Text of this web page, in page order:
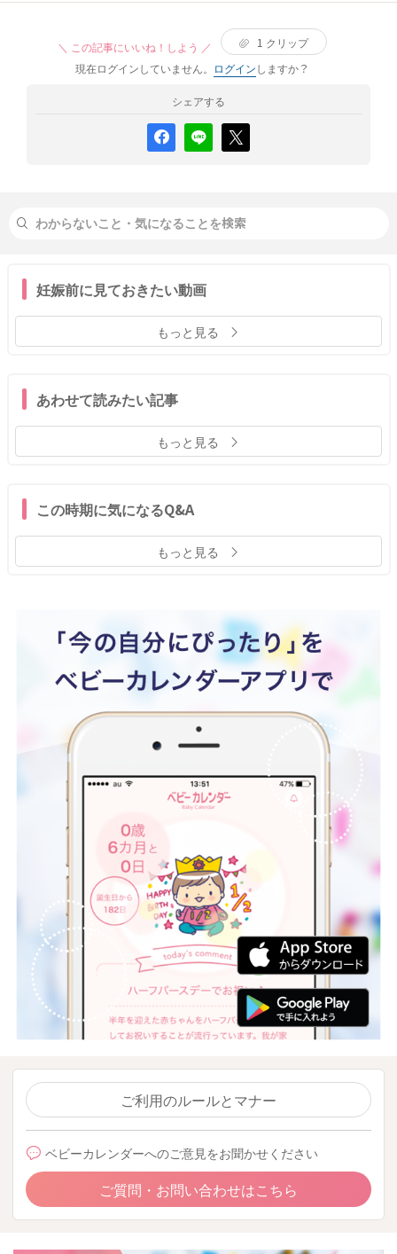
＼ この記事にいいね！しよう ／ 1 クリップ
現在ログインしていません。
ログインしますか？
シェアする
妊娠前に見ておきたい動画
もっと見る
あわせて読みたい記事
もっと見る
この時期に気になるQ&A
もっと見る
ご利用のルールとマナー
ベビーカレンダーへのご意見をお聞かせください
ご質問・お問い合わせはこちら